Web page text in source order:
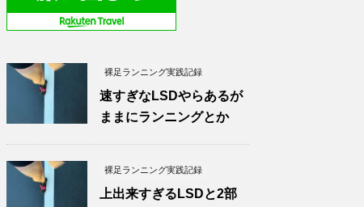
裸足ランニング実践記録
速すぎなLSDやらあるが
ままにランニングとか
裸足ランニング実践記録
上出来すぎるLSDと2部